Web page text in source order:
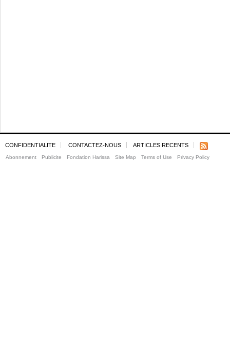
CONFIDENTIALITE CONTACTEZ-NOUS ARTICLES RECENTS
Abonnement Publicite Fondation Harissa Site Map Terms of Use Privacy Policy